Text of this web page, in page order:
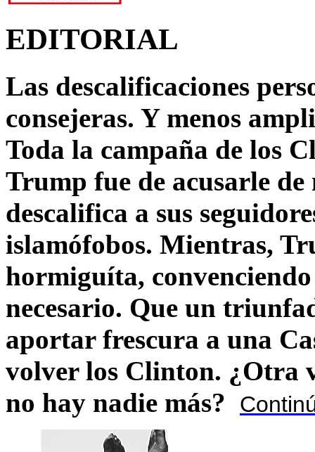
EDITORIAL
Las descalificaciones
consejeras. Y menos
Toda la campaña de los
Trump fue de acusarle
descalifica a sus
islamófobos. Mientras,
hormiguíta,
necesario. Que un
aportar frescura a una
volver los Clinton. ¿Otra
no hay nadie más?